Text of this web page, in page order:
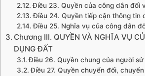
Điều 23. Quyền của công dân đối
Điều 24. Quyền tiếp cận thông tin
Điều 25. Nghĩa vụ của công dân
Chương III. QUYỀN VÀ NGHĨA VỤ
DỤNG ĐẤT
Điều 26. Quyền chung của người
Điều 27. Quyền chuyển đổi,